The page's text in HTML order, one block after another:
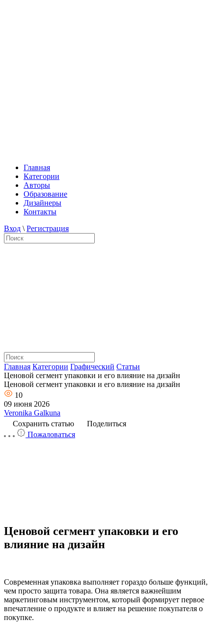
Главная
Категории
Авторы
Образование
Дизайнеры
Контакты
Вход \ Регистрация
Главная Категории Графический Статьи
Ценовой сегмент упаковки и его влияние на дизайн
Ценовой сегмент упаковки и его влияние на дизайн
10
09 июня 2026
Veronika Galkuna
Сохранить статью
Поделиться
Пожаловаться
Ценовой сегмент упаковки и его
влияние на дизайн
Современная упаковка выполняет гораздо больше функций,
чем просто защита товара. Она является важнейшим
маркетинговым инструментом, который формирует первое
впечатление о продукте и влияет на решение покупателя о
покупке.